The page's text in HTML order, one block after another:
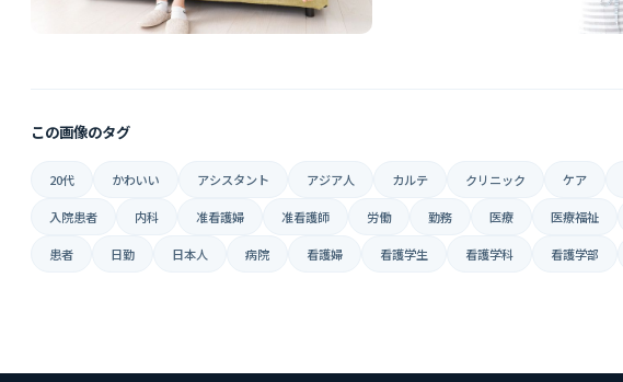
この画像のタグ
20代 かわいい アシスタント アジア人 カルテ クリニック ケア
入院患者 内科 准看護婦 准看護師 労働 勤務 医療 医療福祉
患者 日勤 日本人 病院 看護婦 看護学生 看護学科 看護学部